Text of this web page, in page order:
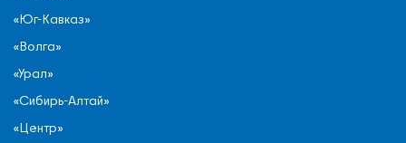
«Юг-Кавказ»
«Волга»
«Урал»
«Сибирь-Алтай»
«Центр»